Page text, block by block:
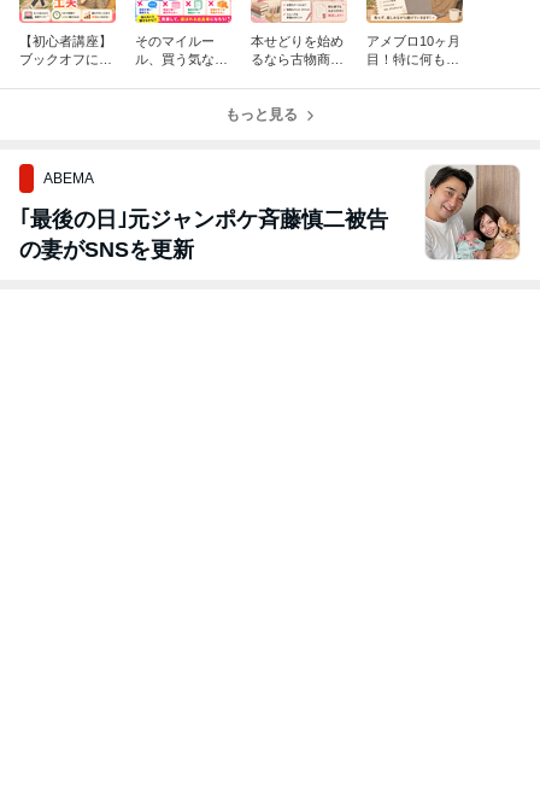
【初心者講座】
ブックオフに行
そのマイルー
ル、買う気なく
本せどりを始め
るなら古物商は
アメブロ10ヶ月
目！特に何も起
もっと見る
ABEMA
｢最後の日｣元ジャンポケ斉藤慎二被告
の妻がSNSを更新